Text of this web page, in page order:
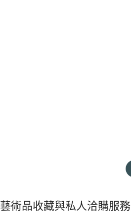
藝術品收藏與私人洽購服務